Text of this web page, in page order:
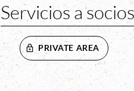
Servicios a socios
PRIVATE AREA